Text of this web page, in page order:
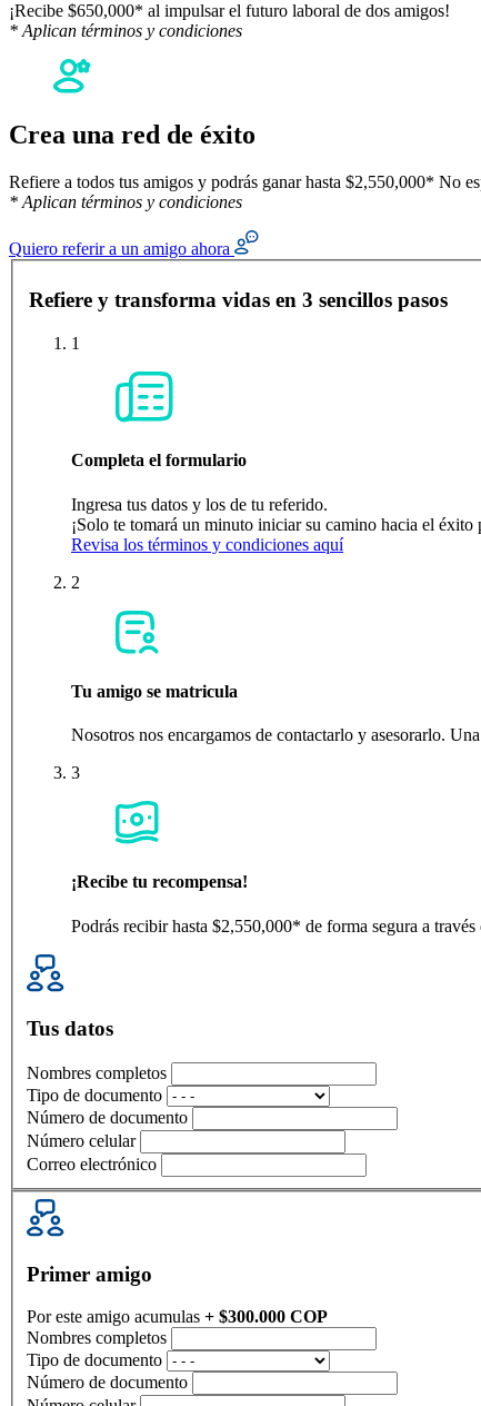
¡Recibe $650,000* al impulsar el futuro laboral de dos amigos!
* Aplican términos y condiciones
Crea una red de éxito
Refiere a todos tus amigos y podrás ganar hasta $2,550,000* No
* Aplican términos y condiciones
Quiero referir a un amigo ahora
Refiere y transforma vidas en 3 sencillos pasos
1
Completa el formulario
Ingresa tus datos y los de tu referido.
¡Solo te tomará un minuto iniciar su camino hacia el éxito
Revisa los términos y condiciones aquí
2
Tu amigo se matricula
Nosotros nos encargamos de contactarlo y asesorarlo.
3
¡Recibe tu recompensa!
Podrás recibir hasta $2,550,000* de forma segura a
Tus datos
Nombres completos
Tipo de documento
Número de documento
Número celular
Correo electrónico
Primer amigo
Por este amigo acumulas + $300.000 COP
Nombres completos
Tipo de documento
Número de documento